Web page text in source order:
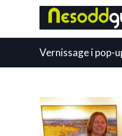
Vernissage i pop-